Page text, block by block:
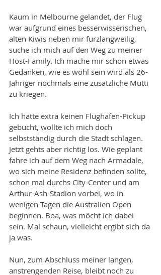
Kaum in Melbourne gelandet, der Flug
war aufgrund eines besserwisserischen,
alten Kiwis neben mir furzlangweilig,
suche ich mich auf den Weg zu meiner
Host-Family. Ich mache mir schon etwas
Gedanken, wie es wohl sein wird als 26-
Jähriger nochmals eine zusätzliche Mutti
zu kriegen.
Ich hatte extra keinen Flughafen-Pickup
gebucht, wollte ich mich doch
selbstständig durch die Stadt schlagen.
Jetzt gehts aber richtig los. Wie geplant
fahre ich auf dem Weg nach Armadale,
wo sich meine Residenz befinden sollte,
schon mal durchs City-Center und am
Arthur-Ash-Stadion vorbei, wo in
wenigen Tagen die Australien Open
beginnen. Boa, was möcht ich dabei
sein. Mal schaun, vielleicht ergibt sich da
ja was.
Nun, zum Abschluss meiner langen,
anstrengenden Reise, bleibt noch zu